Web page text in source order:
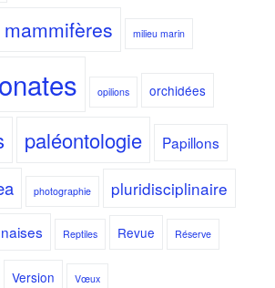
mammifères milieu marin
opilions orchidées
paléontologie Papillons
photographie pluridisciplinaire
Reptiles Revue Réserve
Version Vœux